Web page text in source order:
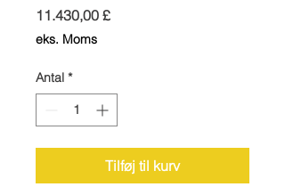
11.430,00 £Pris
eks. Moms
Antal *
Tilføj til kurv